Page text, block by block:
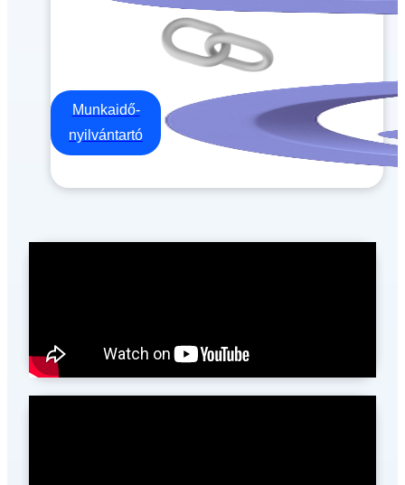
Munkaidő-
nyilvántartó